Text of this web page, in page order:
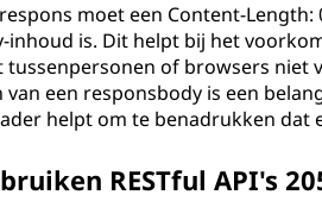
respons moet een Content-
inhoud is. Dit helpt bij het
tussenpersonen of browsers niet
een responsbody is een
helpt om te benadrukken
RESTful API's